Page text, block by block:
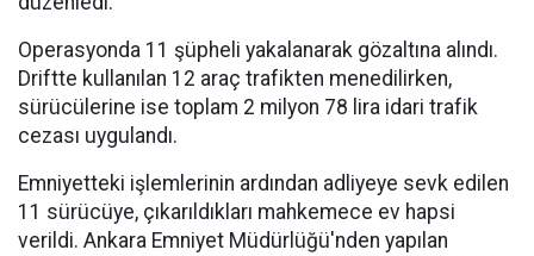
Operasyonda 11 şüpheli yakalanarak gözaltına alındı.
Driftte kullanılan 12 araç trafikten menedilirken,
sürücülerine ise toplam 2 milyon 78 lira idari trafik
cezası uygulandı.
Emniyetteki işlemlerinin ardından adliyeye sevk edilen
11 sürücüye, çıkarıldıkları mahkemece ev hapsi
verildi. Ankara Emniyet Müdürlüğü'nden yapılan